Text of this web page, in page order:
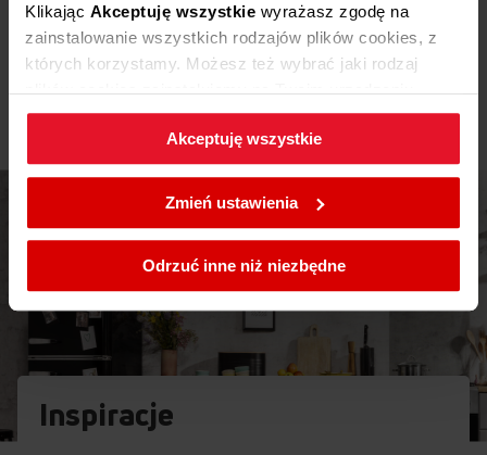
Klikając Akceptuję wszystkie wyrażasz zgodę na
zainstalowanie wszystkich rodzajów plików cookies, z
których korzystamy. Możesz też wybrać jaki rodzaj
plików cookies zainstalujemy na Twoim urządzeniu,
klikającZmień ustawienia.
W każdej chwili możesz zmienić wybrane przez Ciebie
ustawienia plików cookies wchodząc w zakładkę
Akceptuję wszystkie
Zmień ustawienia
Odrzuć inne niż niezbędne
Etykieta energetyczna Pobierz
Karta produktu
Instrukcja użytkownika
Ostrzeżenia i informacje dotyczące
bezpieczeństwa
Instrukcja obsługi Pobierz
Skrócona instrukcja obsługi
Inspiracje